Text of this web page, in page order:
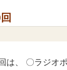
は、 〇ラジオ